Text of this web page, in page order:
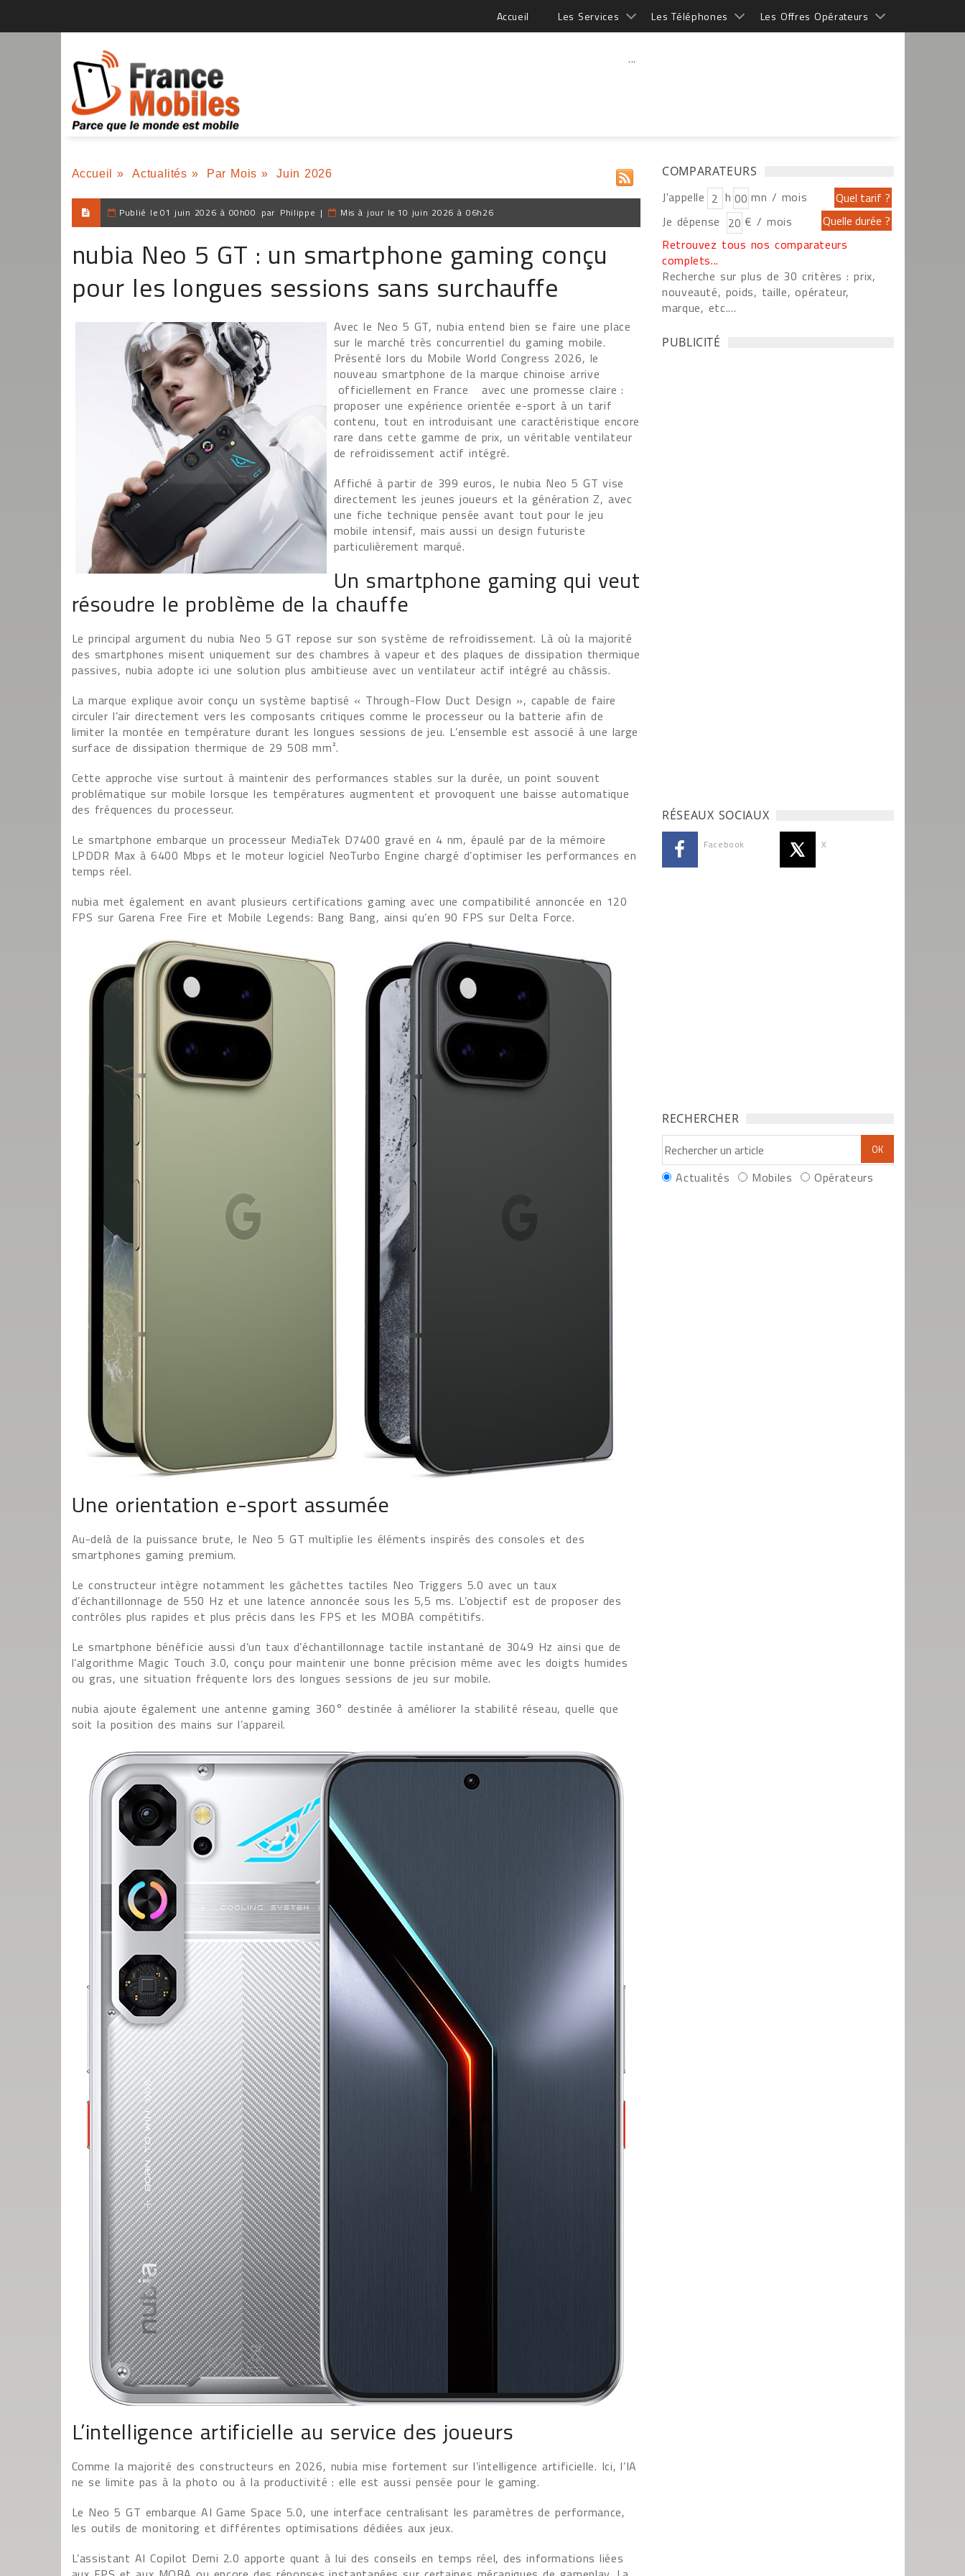
Accueil Les Services Les Téléphones Les Offres Opérateurs
...
Accueil » Actualités » Par Mois » Juin 2026
Publié le 01 juin 2026 à 00h00 par Philippe | Mis à jour le 10 juin 2026 à 06h26
nubia Neo 5 GT : un smartphone gaming conçu
pour les longues sessions sans surchauffe
Avec le Neo 5 GT, nubia entend bien se faire une place
sur le marché très concurrentiel du gaming mobile.
Présenté lors du Mobile World Congress 2026, le
nouveau smartphone de la marque chinoise arrive
officiellement en France avec une promesse claire :
proposer une expérience orientée e-sport à un tarif
contenu, tout en introduisant une caractéristique encore
rare dans cette gamme de prix, un véritable ventilateur
de refroidissement actif intégré.
Affiché à partir de 399 euros, le nubia Neo 5 GT vise
directement les jeunes joueurs et la génération Z, avec
une fiche technique pensée avant tout pour le jeu
mobile intensif, mais aussi un design futuriste
particulièrement marqué.
Un smartphone gaming qui veut
résoudre le problème de la chauffe
Le principal argument du nubia Neo 5 GT repose sur son système de refroidissement. Là où la majorité
des smartphones misent uniquement sur des chambres à vapeur et des plaques de dissipation thermique
passives, nubia adopte ici une solution plus ambitieuse avec un ventilateur actif intégré au châssis.
La marque explique avoir conçu un système baptisé « Through-Flow Duct Design », capable de faire
circuler l’air directement vers les composants critiques comme le processeur ou la batterie afin de
limiter la montée en température durant les longues sessions de jeu. L’ensemble est associé à une large
surface de dissipation thermique de 29 508 mm².
Cette approche vise surtout à maintenir des performances stables sur la durée, un point souvent
problématique sur mobile lorsque les températures augmentent et provoquent une baisse automatique
des fréquences du processeur.
Le smartphone embarque un processeur MediaTek D7400 gravé en 4 nm, épaulé par de la mémoire
LPDDR Max à 6400 Mbps et le moteur logiciel NeoTurbo Engine chargé d’optimiser les performances en
temps réel.
nubia met également en avant plusieurs certifications gaming avec une compatibilité annoncée en 120
FPS sur Garena Free Fire et Mobile Legends: Bang Bang, ainsi qu’en 90 FPS sur Delta Force.
Une orientation e-sport assumée
Au-delà de la puissance brute, le Neo 5 GT multiplie les éléments inspirés des consoles et des
smartphones gaming premium.
Le constructeur intègre notamment les gâchettes tactiles Neo Triggers 5.0 avec un taux
d’échantillonnage de 550 Hz et une latence annoncée sous les 5,5 ms. L’objectif est de proposer des
contrôles plus rapides et plus précis dans les FPS et les MOBA compétitifs.
Le smartphone bénéficie aussi d’un taux d’échantillonnage tactile instantané de 3049 Hz ainsi que de
l’algorithme Magic Touch 3.0, conçu pour maintenir une bonne précision même avec les doigts humides
ou gras, une situation fréquente lors des longues sessions de jeu sur mobile.
nubia ajoute également une antenne gaming 360° destinée à améliorer la stabilité réseau, quelle que
soit la position des mains sur l’appareil.
L’intelligence artificielle au service des joueurs
Comme la majorité des constructeurs en 2026, nubia mise fortement sur l’intelligence artificielle. Ici, l’IA
ne se limite pas à la photo ou à la productivité : elle est aussi pensée pour le gaming.
Le Neo 5 GT embarque AI Game Space 5.0, une interface centralisant les paramètres de performance,
les outils de monitoring et différentes optimisations dédiées aux jeux.
L’assistant AI Copilot Demi 2.0 apporte quant à lui des conseils en temps réel, des informations liées
COMPARATEURS
J'appelle h
mn / mois
Je dépense
€ / mois
Retrouvez tous nos comparateurs
complets...
Recherche sur plus de 30 critères : prix,
nouveauté, poids, taille, opérateur,
marque, etc....
PUBLICITÉ
RÉSEAUX SOCIAUX
Facebook X
RECHERCHER
Actualités Mobiles Opérateurs